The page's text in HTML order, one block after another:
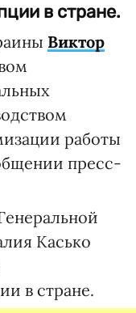
в стране.
Виктор
работы
пресс-
Касько
в стране.